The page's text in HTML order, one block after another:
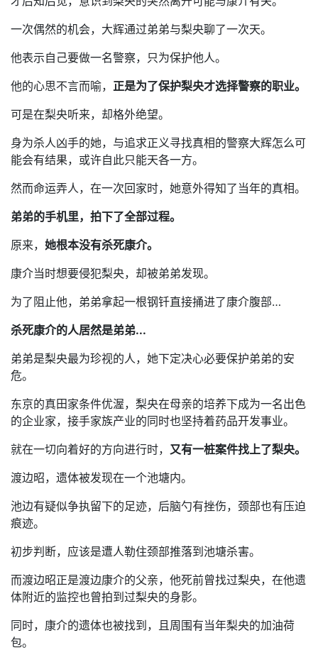
一次偶然的机会，大辉通过弟弟与梨央聊了一次天。
他表示自己要做一名警察，只为保护他人。
他的心思不言而喻， 正是为了保护梨央才选择警察的职业。
可是在梨央听来，却格外绝望。
身为杀人凶手的她，与追求正义寻找真相的警察大辉怎么可
能会有结果，或许自此只能天各一方。
然而命运弄人，在一次回家时，她意外得知了当年的真相。
弟弟的手机里，拍下了全部过程。
原来， 她根本没有杀死康介。
康介当时想要侵犯梨央，却被弟弟发现。
为了阻止他，弟弟拿起一根钢钎直接捅进了康介腹部…
杀死康介的人居然是弟弟...
弟弟是梨央最为珍视的人，她下定决心必要保护弟弟的安
危。
东京的真田家条件优渥，梨央在母亲的培养下成为一名出色
的企业家，接手家族产业的同时也坚持着药品开发事业。
就在一切向着好的方向进行时， 又有一桩案件找上了梨央。
渡边昭，遗体被发现在一个池塘内。
池边有疑似争执留下的足迹，后脑勺有挫伤，颈部也有压迫
痕迹。
初步判断，应该是遭人勒住颈部推落到池塘杀害。
而渡边昭正是渡边康介的父亲，他死前曾找过梨央，在他遗
体附近的监控也曾拍到过梨央的身影。
同时，康介的遗体也被找到，且周围有当年梨央的加油荷
包。